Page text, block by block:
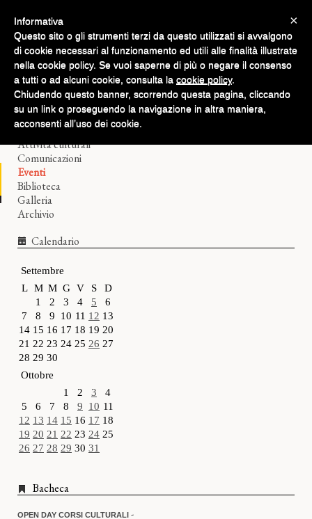
Home
Il Filologico
Corsi di lingue
Attività culturali
Comunicazioni
Eventi
Biblioteca
Galleria
Archivio
Calendario
Settembre
L M M G V S
D
1
2 3 4 5
6
7
8 9 10 11 12 13
14 15 16 17 18 19 20
21 22 23 24 25 26 27
28 29 30
Ottobre
1
2 3
4
5
6 7 8 9 10 11
12 13 14 15 16 17 18
19 20 21 22 23 24 25
26 27 28 29 30 31
Bacheca
OPEN DAY CORSI CULTURALI -
×
Informativa
Questo sito o gli strumenti terzi da questo utilizzati si avvalgono
di cookie necessari al funzionamento ed utili alle finalità illustrate
nella cookie policy. Se vuoi saperne di più o negare il consenso
a tutti o ad alcuni cookie, consulta la cookie policy.
Chiudendo questo banner, scorrendo questa pagina, cliccando
su un link o proseguendo la navigazione in altra maniera,
acconsenti all’uso dei cookie.